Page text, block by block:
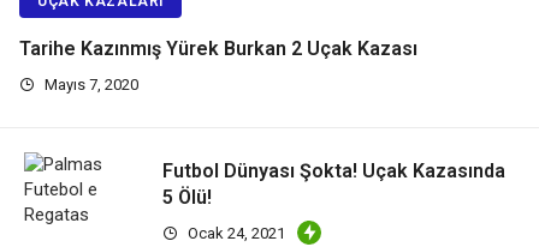
Tarihe Kazınmış Yürek Burkan 2 Uçak Kazası
Mayıs 7, 2020
Futbol Dünyası Şokta! Uçak Kazasında
5 Ölü!
Ocak 24, 2021